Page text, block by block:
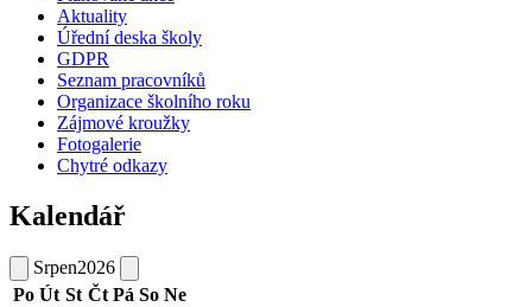
Aktuality
Úřední deska školy
GDPR
Seznam pracovníků
Organizace školního roku
Zájmové kroužky
Fotogalerie
Chytré odkazy
Kalendář
Srpen2026
Po Út St Čt Pá So Ne